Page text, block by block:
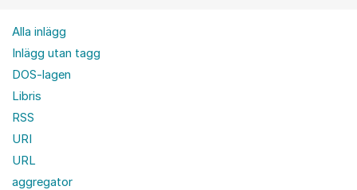
Alla inlägg
Inlägg utan tagg
DOS-lagen
Libris
RSS
URI
URL
aggregator